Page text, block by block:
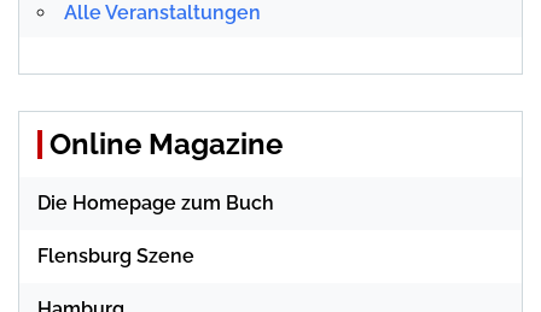
Alle Veranstaltungen
Online Magazine
Die Homepage zum Buch
Flensburg Szene